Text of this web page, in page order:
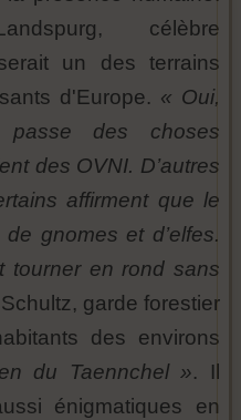
célèbre
un des terrains
d'Europe. « Oui,
des choses
des OVNI. D’autres
affirment que le
gnomes et d’elfes.
tourner en rond sans
garde forestier
des environs
du Taennchel ». Il
énigmatiques en